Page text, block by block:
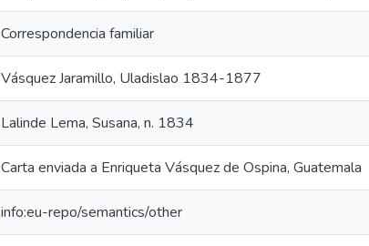
Correspondencia familiar
Vásquez Jaramillo, Uladislao 1834-1877
Lalinde Lema, Susana, n. 1834
Carta enviada a Enriqueta Vásquez de Ospina, Guatemala
info:eu-repo/semantics/other